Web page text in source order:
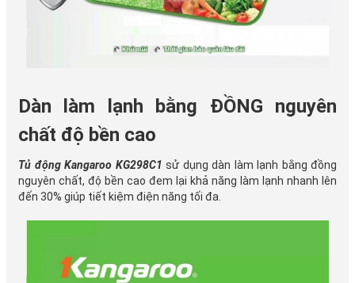
Dàn làm lạnh bằng ĐỒNG nguyên
chất độ bền cao
Tủ động Kangaroo KG298C1 sử dụng dàn làm lạnh bằng đồng
nguyên chất, độ bền cao đem lại khả năng làm lạnh nhanh lên
đến 30% giúp tiết kiệm điện năng tối đa.